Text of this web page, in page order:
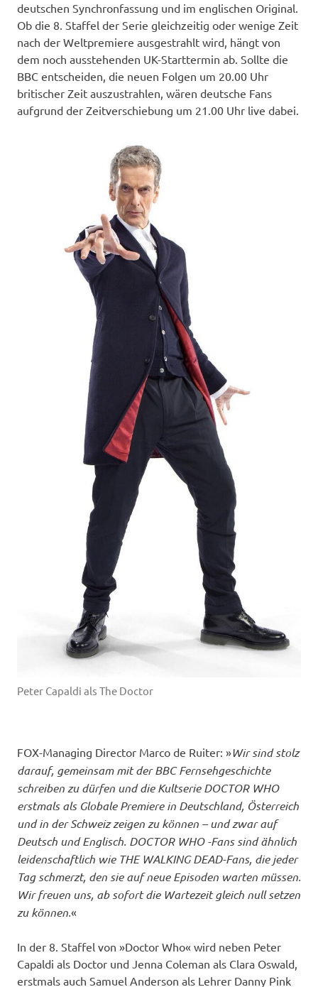
deutschen Synchronfassung und im englischen Original.
Ob die 8. Staffel der Serie gleichzeitig oder wenige Zeit
nach der Weltpremiere ausgestrahlt wird, hängt von
dem noch ausstehenden UK-Starttermin ab. Sollte die
BBC entscheiden, die neuen Folgen um 20.00 Uhr
britischer Zeit auszustrahlen, wären deutsche Fans
aufgrund der Zeitverschiebung um 21.00 Uhr live dabei.
Peter Capaldi als The Doctor
FOX-Managing Director Marco de Ruiter: »Wir sind stolz
darauf, gemeinsam mit der BBC Fernsehgeschichte
schreiben zu dürfen und die Kultserie DOCTOR WHO
erstmals als Globale Premiere in Deutschland, Österreich
und in der Schweiz zeigen zu können – und zwar auf
Deutsch und Englisch. DOCTOR WHO -Fans sind ähnlich
leidenschaftlich wie THE WALKING DEAD-Fans, die jeder
Tag schmerzt, den sie auf neue Episoden warten müssen.
Wir freuen uns, ab sofort die Wartezeit gleich null setzen
zu können.«
In der 8. Staffel von »Doctor Who« wird neben Peter
Capaldi als Doctor und Jenna Coleman als Clara Oswald,
erstmals auch Samuel Anderson als Lehrer Danny Pink